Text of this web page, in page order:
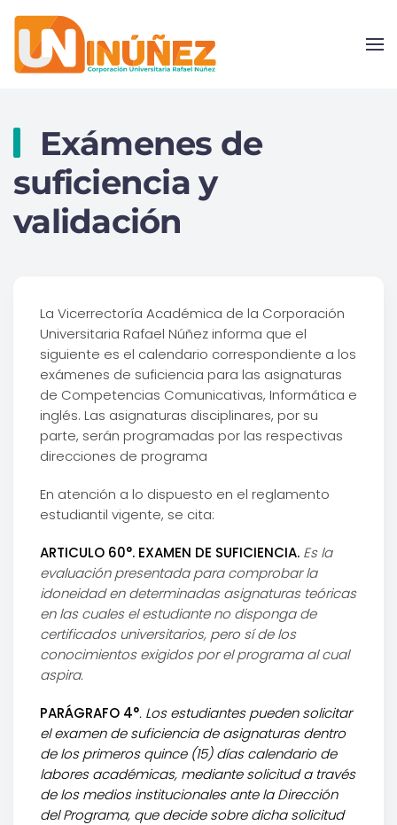
Skip to main content
Exámenes de
suficiencia y
validación
La Vicerrectoría Académica de la Corporación
Universitaria Rafael Núñez informa que el
siguiente es el calendario correspondiente a los
exámenes de suficiencia para las asignaturas
de Competencias Comunicativas, Informática e
inglés. Las asignaturas disciplinares, por su
parte, serán programadas por las respectivas
direcciones de programa
En atención a lo dispuesto en el reglamento
estudiantil vigente, se cita:
ARTICULO 60°. EXAMEN DE SUFICIENCIA. Es la
evaluación presentada para comprobar la
idoneidad en determinadas asignaturas teóricas
en las cuales el estudiante no disponga de
certificados universitarios, pero sí de los
conocimientos exigidos por el programa al cual
aspira.
PARÁGRAFO 4°. Los estudiantes pueden solicitar
el examen de suficiencia de asignaturas dentro
de los primeros quince (15) días calendario de
labores académicas, mediante solicitud a través
de los medios institucionales ante la Dirección
del Programa, que decide sobre dicha solicitud